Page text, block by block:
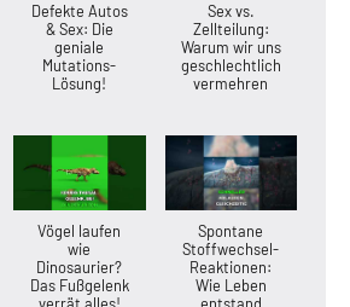
Defekte Autos
& Sex: Die
geniale
Mutations-
Lösung!
Sex vs.
Zellteilung:
Warum wir uns
geschlechtlich
vermehren
Vögel laufen
wie
Dinosaurier?
Das Fußgelenk
verrät alles!
Spontane
Stoffwechsel-
Reaktionen:
Wie Leben
entstand